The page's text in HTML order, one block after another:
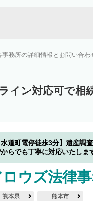
事務所の詳細情報とお問い合
イン対応可で相
水道町電停徒歩3分】遺産調
からでも丁寧に対応いたしま
ロウズ法律
熊本県 熊本市